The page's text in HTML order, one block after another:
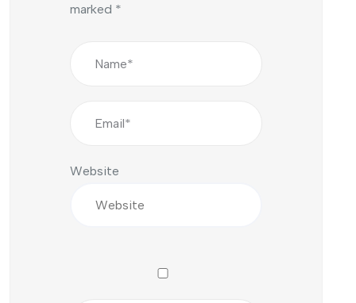
marked *
Website